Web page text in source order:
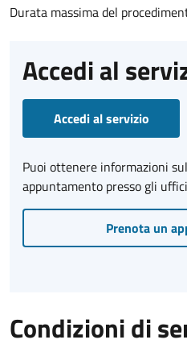
Durata massima del
Accedi al
Accedi al servizio
Puoi ottenere informazioni
appuntamento presso gli uffici
Prenota un
Condizioni di